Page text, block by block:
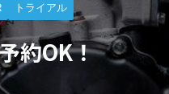
トライアル
約OK！